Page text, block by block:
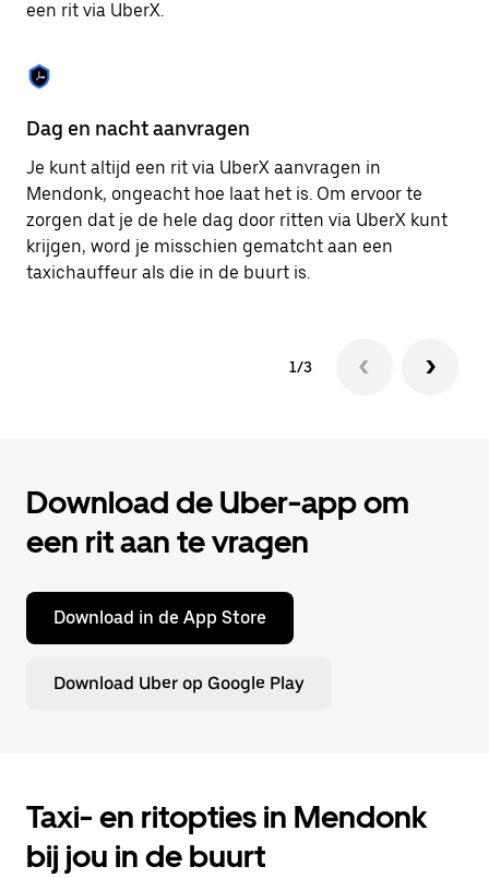
de
sluiten.
een rit via UberX.
Dag en nacht aanvragen
Je kunt altijd een rit via UberX aanvragen in
Mendonk, ongeacht hoe laat het is. Om ervoor te
zorgen dat je de hele dag door ritten via UberX kunt
krijgen, word je misschien gematcht aan een
taxichauffeur als die in de buurt is.
1/3
Download de Uber-app om
een rit aan te vragen
Download in de App Store
Download Uber op Google Play
Taxi- en ritopties in Mendonk
bij jou in de buurt